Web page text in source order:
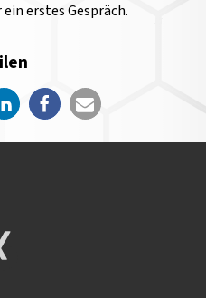
ein erstes Gespräch.